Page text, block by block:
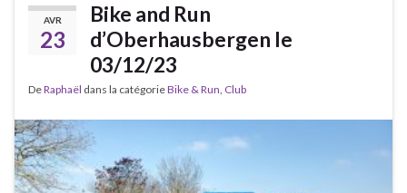
AVR
23
Bike and Run
d’Oberhausbergen le
03/12/23
DeRaphaël dans la catégorieBike & Run, Club